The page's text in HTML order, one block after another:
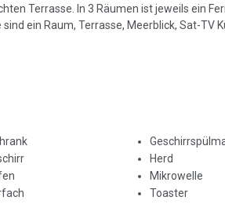
Terrasse. In 3 Räumen ist jeweils ein
ein Raum, Terrasse, Meerblick, Sat-TV
Herd
Mikrowelle
Toaster